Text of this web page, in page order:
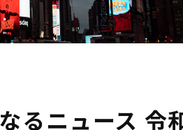
るニュース 令